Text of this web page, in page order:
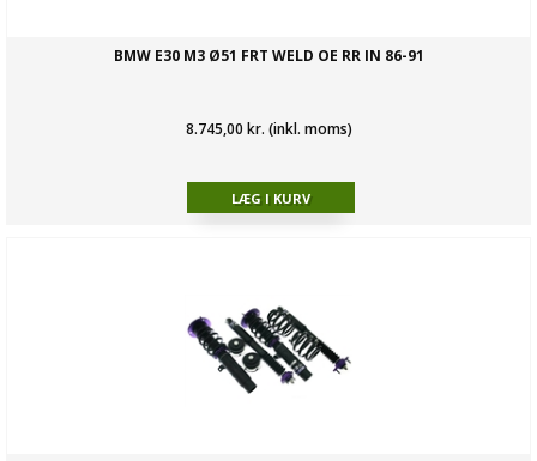
BMW E30 M3 Ø51 FRT WELD OE RR IN 86-91
8.745,00 kr. (inkl. moms)